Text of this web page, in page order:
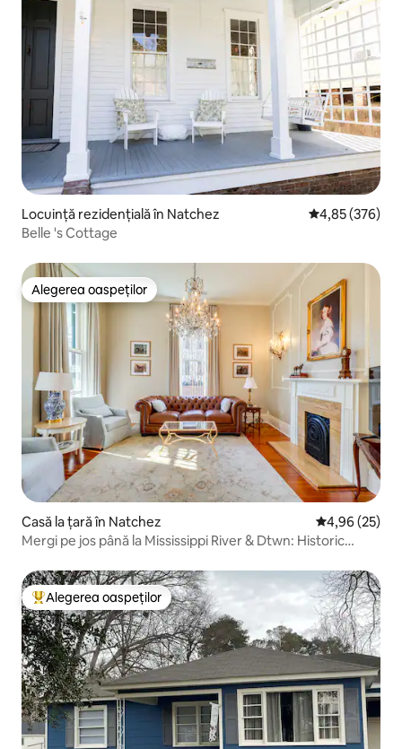
Locuință rezidențială în Natchez Scor mediu de
4,85 (376)
Belle 's Cottage
Alegerea oaspeților
Alegerea oaspeților
Casă la țară în Natchez Scor mediu
4,96 (25)
Mergi pe jos până la Mississippi River & Dtwn: Historic
Locuință din topul categoriei Alegerea oaspeților
Alegerea oaspeților